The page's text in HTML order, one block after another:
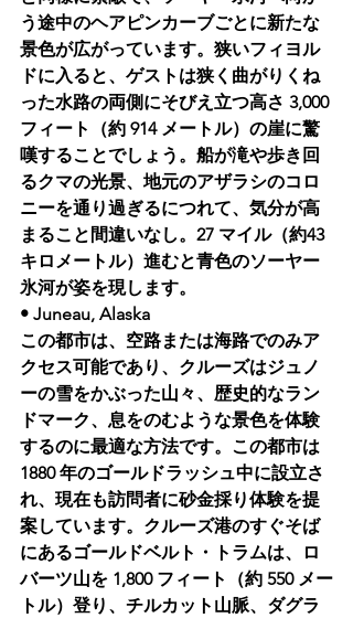
う途中のヘアピンカーブごとに新たな
景色が広がっています。狭いフィヨル
ドに入ると、ゲストは狭く曲がりくね
った水路の両側にそびえ立つ高さ 3,000
フィート（約 914 メートル）の崖に驚
嘆することでしょう。船が滝や歩き回
るクマの光景、地元のアザラシのコロ
ニーを通り過ぎるにつれて、気分が高
まること間違いなし。27 マイル（約43
キロメートル）進むと青色のソーヤー
氷河が姿を現します。
• Juneau, Alaska
この都市は、空路または海路でのみア
クセス可能であり、クルーズはジュノ
ーの雪をかぶった山々、歴史的なラン
ドマーク、息をのむような景色を体験
するのに最適な方法です。この都市は
1880 年のゴールドラッシュ中に設立さ
れ、現在も訪問者に砂金採り体験を提
案しています。クルーズ港のすぐそば
にあるゴールドベルト・トラムは、ロ
バーツ山を 1,800 フィート（約 550 メー
トル）登り、チルカット山脈、ダグラ